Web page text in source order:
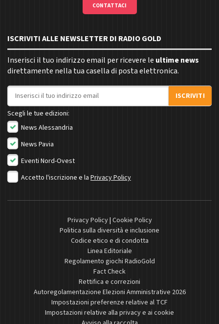
CONTATTACI
ISCRIVITI ALLE NEWSLETTER DI RADIO GOLD
Inserisci il tuo indirizzo email per ricevere le ultime news
direttamente nella tua casella di posta elettronica.
Indirizzo email
ISCRIVITI
Scegli le tue edizioni:
News Alessandria
News Pavia
Eventi Nord-Ovest
Accetto l'iscrizione e la Privacy Policy
Privacy Policy| Cookie Policy
Politica sulla diversità e inclusione
Codice etico e di condotta
Linea Editoriale
Regolamento giochi RadioGold
Fact Check
Rettifica e correzioni
Autoregolamentazione Elezioni Amministrative 2026
Impostazioni preferenze relative al TCF
Impostazioni relative alla privacy e ai cookie